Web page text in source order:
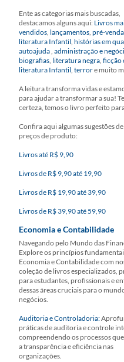
Ente as categorias mais buscadas,
destacamos alguns aqui: Livros
vendidos, lançamentos, pré-
literatura Infantil, histórias em
autoajuda, administração e
biografias, literatura negra, ficção
literatura Infantil, terrore muito
A leitura transforma vidas e
para ajudar a transformar a sua!
certeza, temos o livro perfeito
Confira aqui algumas sugestões
preços de produto:
Livros até R$ 9,90
Livros de R$ 9,90 até 19,90
Livros de R$ 19,90 até 39,90
Livros de R$ 39,90 até 59,90
Economia e Contabilidade
Navegando pelo Mundo das
Explore os princípios
Economia e Contabilidade com
coleção de livros especializados,
para estudantes, profissionais e
dessas áreas cruciais para o
negócios.
Auditoria e Controladoria:
práticas de auditoria e controle
compreendendo os processos
a transparência e eficiência nas
organizações.